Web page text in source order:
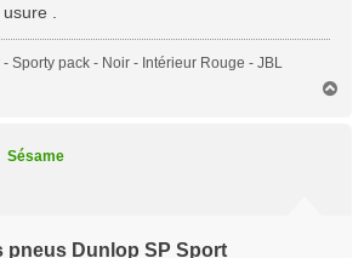
.
- Sporty pack - Noir - Intérieur Rouge - JBL
Sésame
pneus Dunlop SP Sport